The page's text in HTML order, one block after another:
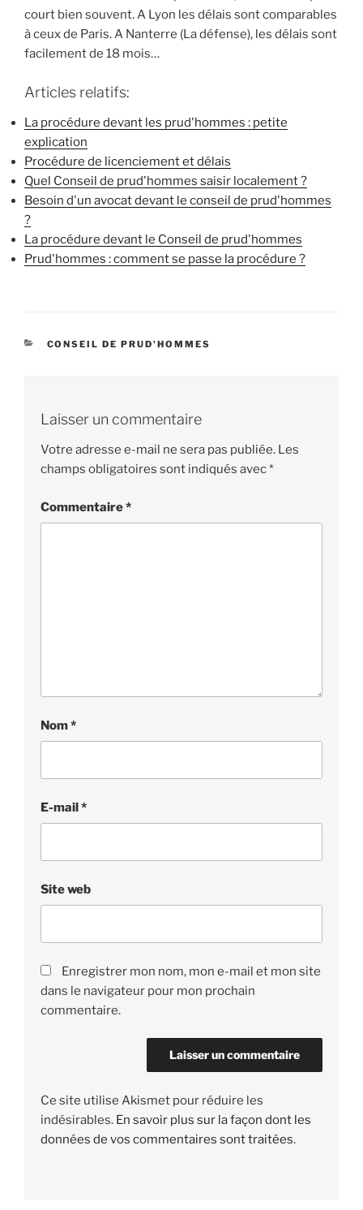
court bien souvent. A Lyon les délais sont comparables
à ceux de Paris. A Nanterre (La défense), les délais sont
facilement de 18 mois…
Articles relatifs:
La procédure devant les prud'hommes : petite
explication
Procédure de licenciement et délais
Quel Conseil de prud'hommes saisir localement ?
Besoin d'un avocat devant le conseil de prud'hommes
?
La procédure devant le Conseil de prud'hommes
Prud'hommes : comment se passe la procédure ?
CATÉGORIES
CONSEIL DE PRUD'HOMMES
Laisser un commentaire
Votre adresse e-mail ne sera pas publiée. Les
champs obligatoires sont indiqués avec*
Commentaire*
Nom*
E-mail*
Site web
Enregistrer mon nom, mon e-mail et mon site
dans le navigateur pour mon prochain
commentaire.
Ce site utilise Akismet pour réduire les
indésirables. En savoir plus sur la façon dont les
données de vos commentaires sont traitées.